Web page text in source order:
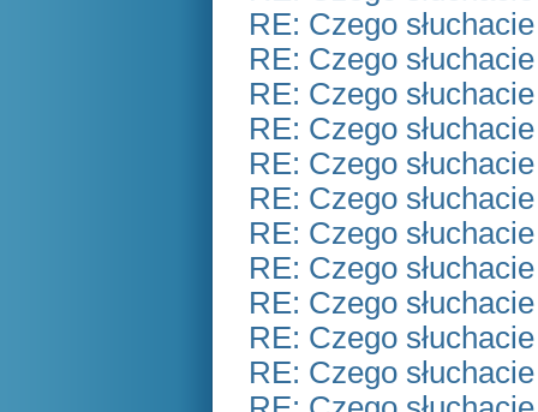
RE: Czego
RE: Czego
RE: Czego
RE: Czego
RE: Czego
RE: Czego
RE: Czego
RE: Czego
RE: Czego
RE: Czego
RE: Czego